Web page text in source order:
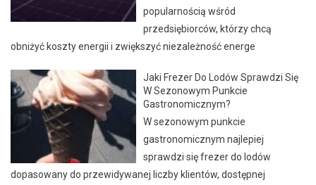
popularnością wśród
przedsiębiorców, którzy chcą
obniżyć koszty energii i zwiększyć niezależność energe
Jaki Frezer Do Lodów Sprawdzi Się
W Sezonowym Punkcie
Gastronomicznym?
W sezonowym punkcie
gastronomicznym najlepiej
sprawdzi się frezer do lodów
dopasowany do przewidywanej liczby klientów, dostępnej